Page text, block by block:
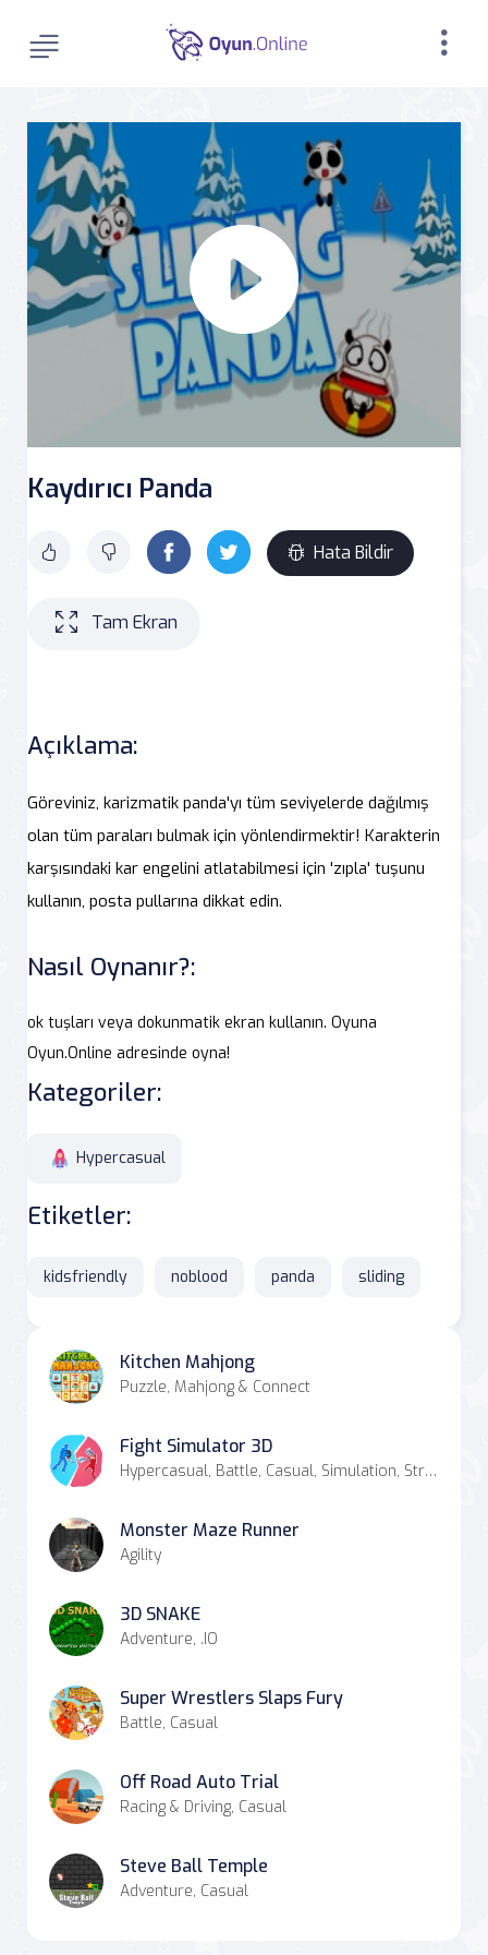
Kaydırıcı Panda
Hata Bildir
Tam Ekran
Açıklama:
Göreviniz, karizmatik panda'yı tüm seviyelerde dağılmış
olan tüm paraları bulmak için yönlendirmektir! Karakterin
karşısındaki kar engelini atlatabilmesi için 'zıpla' tuşunu
kullanın, posta pullarına dikkat edin.
Nasıl Oynanır?:
ok tuşları veya dokunmatik ekran kullanın. Oyuna
Oyun.Online adresinde oyna!
Kategoriler:
Hypercasual
Etiketler:
kidsfriendly noblood panda sliding
Kitchen Mahjong
Puzzle, Mahjong & Connect
Fight Simulator 3D
Hypercasual, Battle, Casual, Simulation, Strategy
Monster Maze Runner
Agility
3D SNAKE
Adventure, .IO
Super Wrestlers Slaps Fury
Battle, Casual
Off Road Auto Trial
Racing & Driving, Casual
Steve Ball Temple
Adventure, Casual